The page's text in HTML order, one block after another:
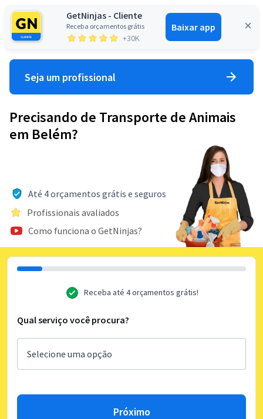
GetNinjas - Cliente
Receba orçamentos grátis
+30K
Baixar app
Entrar
Seja um profissional
Precisando de Transporte de Animais
em Belém?
Até 4 orçamentos grátis e seguros
Profissionais avaliados
Como funciona o GetNinjas?
Receba até 4 orçamentos grátis!
Qual serviço você procura?
Próximo